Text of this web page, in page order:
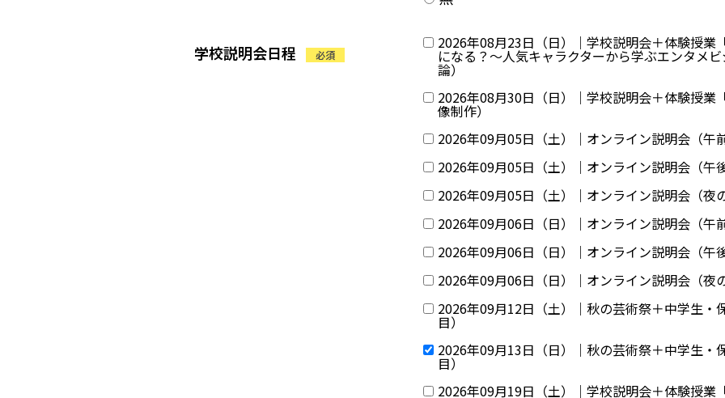
学校説明会日程 必須
2026年08月23日（日）｜学校説明会＋体験授業
になる？〜人気キャラクターから学ぶエンタメ
論）
2026年08月30日（日）｜学校説明会＋体験授業
像制作）
2026年09月05日（土）｜オンライン説明会（午
2026年09月05日（土）｜オンライン説明会（午
2026年09月05日（土）｜オンライン説明会（夜
2026年09月06日（日）｜オンライン説明会（午
2026年09月06日（日）｜オンライン説明会（午
2026年09月06日（日）｜オンライン説明会（夜
2026年09月12日（土）｜秋の芸術祭＋中学生・
目）
2026年09月13日（日）｜秋の芸術祭＋中学生・
目）
2026年09月19日（土）｜学校説明会＋体験授業